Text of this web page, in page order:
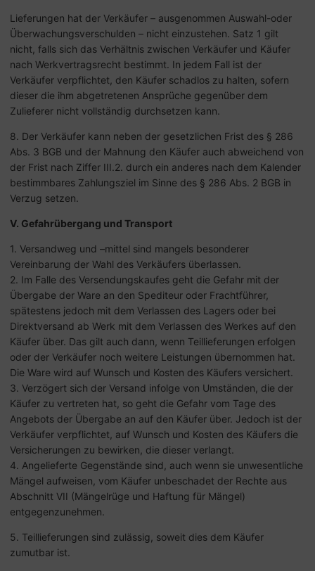
Lieferungen hat der Verkäufer – ausgenommen Auswahl-oder
Überwachungsverschulden – nicht einzustehen. Satz 1 gilt
nicht, falls sich das Verhältnis zwischen Verkäufer und Käufer
nach Werkvertragsrecht bestimmt. In jedem Fall ist der
Verkäufer verpflichtet, den Käufer schadlos zu halten, sofern
dieser die ihm abgetretenen Ansprüche gegenüber dem
Zulieferer nicht vollständig durchsetzen kann.
8. Der Verkäufer kann neben der gesetzlichen Frist des § 286
Abs. 3 BGB und der Mahnung den Käufer auch abweichend von
der Frist nach Ziffer III.2. durch ein anderes nach dem Kalender
bestimmbares Zahlungsziel im Sinne des § 286 Abs. 2 BGB in
Verzug setzen.
V. Gefahrübergang und Transport
1. Versandweg und –mittel sind mangels besonderer
Vereinbarung der Wahl des Verkäufers überlassen.
2. Im Falle des Versendungskaufes geht die Gefahr mit der
Übergabe der Ware an den Spediteur oder Frachtführer,
spätestens jedoch mit dem Verlassen des Lagers oder bei
Direktversand ab Werk mit dem Verlassen des Werkes auf den
Käufer über. Das gilt auch dann, wenn Teillieferungen erfolgen
oder der Verkäufer noch weitere Leistungen übernommen hat.
Die Ware wird auf Wunsch und Kosten des Käufers versichert.
3. Verzögert sich der Versand infolge von Umständen, die der
Käufer zu vertreten hat, so geht die Gefahr vom Tage des
Angebots der Übergabe an auf den Käufer über. Jedoch ist der
Verkäufer verpflichtet, auf Wunsch und Kosten des Käufers die
Versicherungen zu bewirken, die dieser verlangt.
4. Angelieferte Gegenstände sind, auch wenn sie unwesentliche
Mängel aufweisen, vom Käufer unbeschadet der Rechte aus
Abschnitt VII (Mängelrüge und Haftung für Mängel)
entgegenzunehmen.
5. Teillieferungen sind zulässig, soweit dies dem Käufer
zumutbar ist.